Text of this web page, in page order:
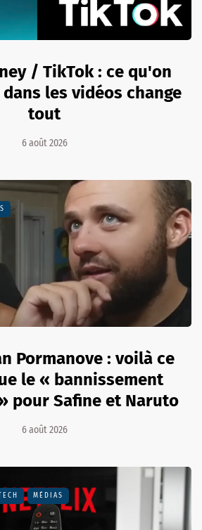
/ TikTok : ce qu'on
les vidéos change
tout
6 août 2026
Pormanove : voilà ce
le « bannissement
pour Safine et Naruto
6 août 2026
MÉDIAS